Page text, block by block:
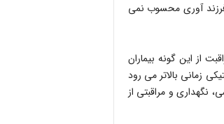
آوری محسوب نمی
از این گونه بیماران
زمانی بالاتر می رود
نگهداری و مراقبتی از